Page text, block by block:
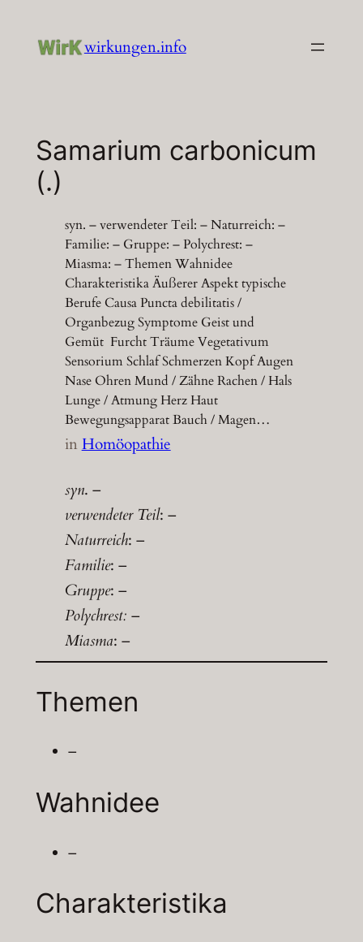
Inhalt
wirkungen.info
Samarium carbonicum
(.)
syn. – verwendeter Teil: – Naturreich: –
Familie: – Gruppe: – Polychrest: –
Miasma: – Themen Wahnidee
Charakteristika Äußerer Aspekt typische
Berufe Causa Puncta debilitatis /
Organbezug Symptome Geist und
Gemüt Furcht Träume Vegetativum
Sensorium Schlaf Schmerzen Kopf Augen
Nase Ohren Mund / Zähne Rachen / Hals
Lunge / Atmung Herz Haut
Bewegungsapparat Bauch / Magen…
inHomöopathie
syn. –
verwendeter Teil: –
Naturreich: –
Familie: –
Gruppe: –
Polychrest: –
Miasma: –
Themen
–
Wahnidee
–
Charakteristika